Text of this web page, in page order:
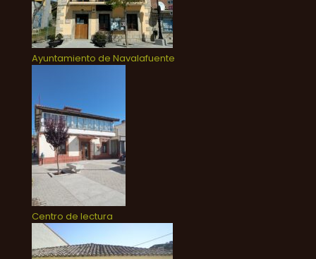
Ayuntamiento de Navalafuente
Centro de lectura